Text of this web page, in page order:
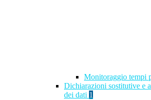
Monitoraggio tempi
Dichiarazioni sostitutive e
dei dati 1